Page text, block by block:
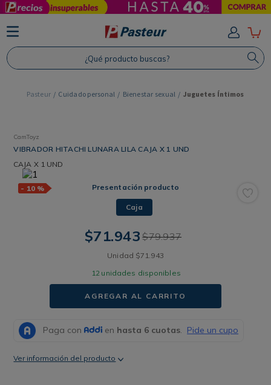
¿Qué producto buscas?
Cuidado personal Bienestar sexual Juguetes Íntimos
CamToyz
VIBRADOR HITACHI LUNARA LILA CAJA X 1 UND
CAJA X 1 UND
- 10 % Presentación producto
Caja
$71.943 $79.937
Unidad $71 943
12 unidades disponibles
AGREGAR AL CARRITO
Ver información del producto
TÉRMINOS MÁS BUSCADOS
1. Protector Solar
2. Proteina